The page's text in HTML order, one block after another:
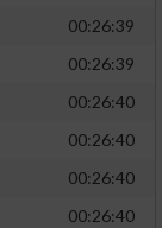
00:26:39
00:26:39
00:26:40
00:26:40
00:26:40
00:26:40